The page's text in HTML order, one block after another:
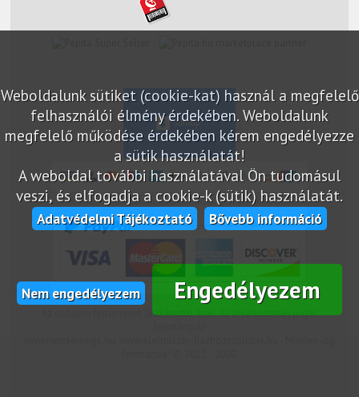
Weboldalunk sütiket (cookie-kat) használ a megfelelő
felhasználói élmény érdekében. Weboldalunk
megfelelő működése érdekében kérem engedélyezze
a sütik használatát!
A weboldal további használatával Ön tudomásul
veszi, és elfogadja a cookie-k (sütik) használatát.
Adatvédelmi Tájékoztató Bővebb információ
Nem engedélyezem Engedélyezem
Az oldalon feltüntetek árak bruttó árak. Az árváltoztatás jogát